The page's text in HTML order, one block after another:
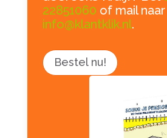
22851060 of mail naar
info@klantklik.nl.
Bestel nu!